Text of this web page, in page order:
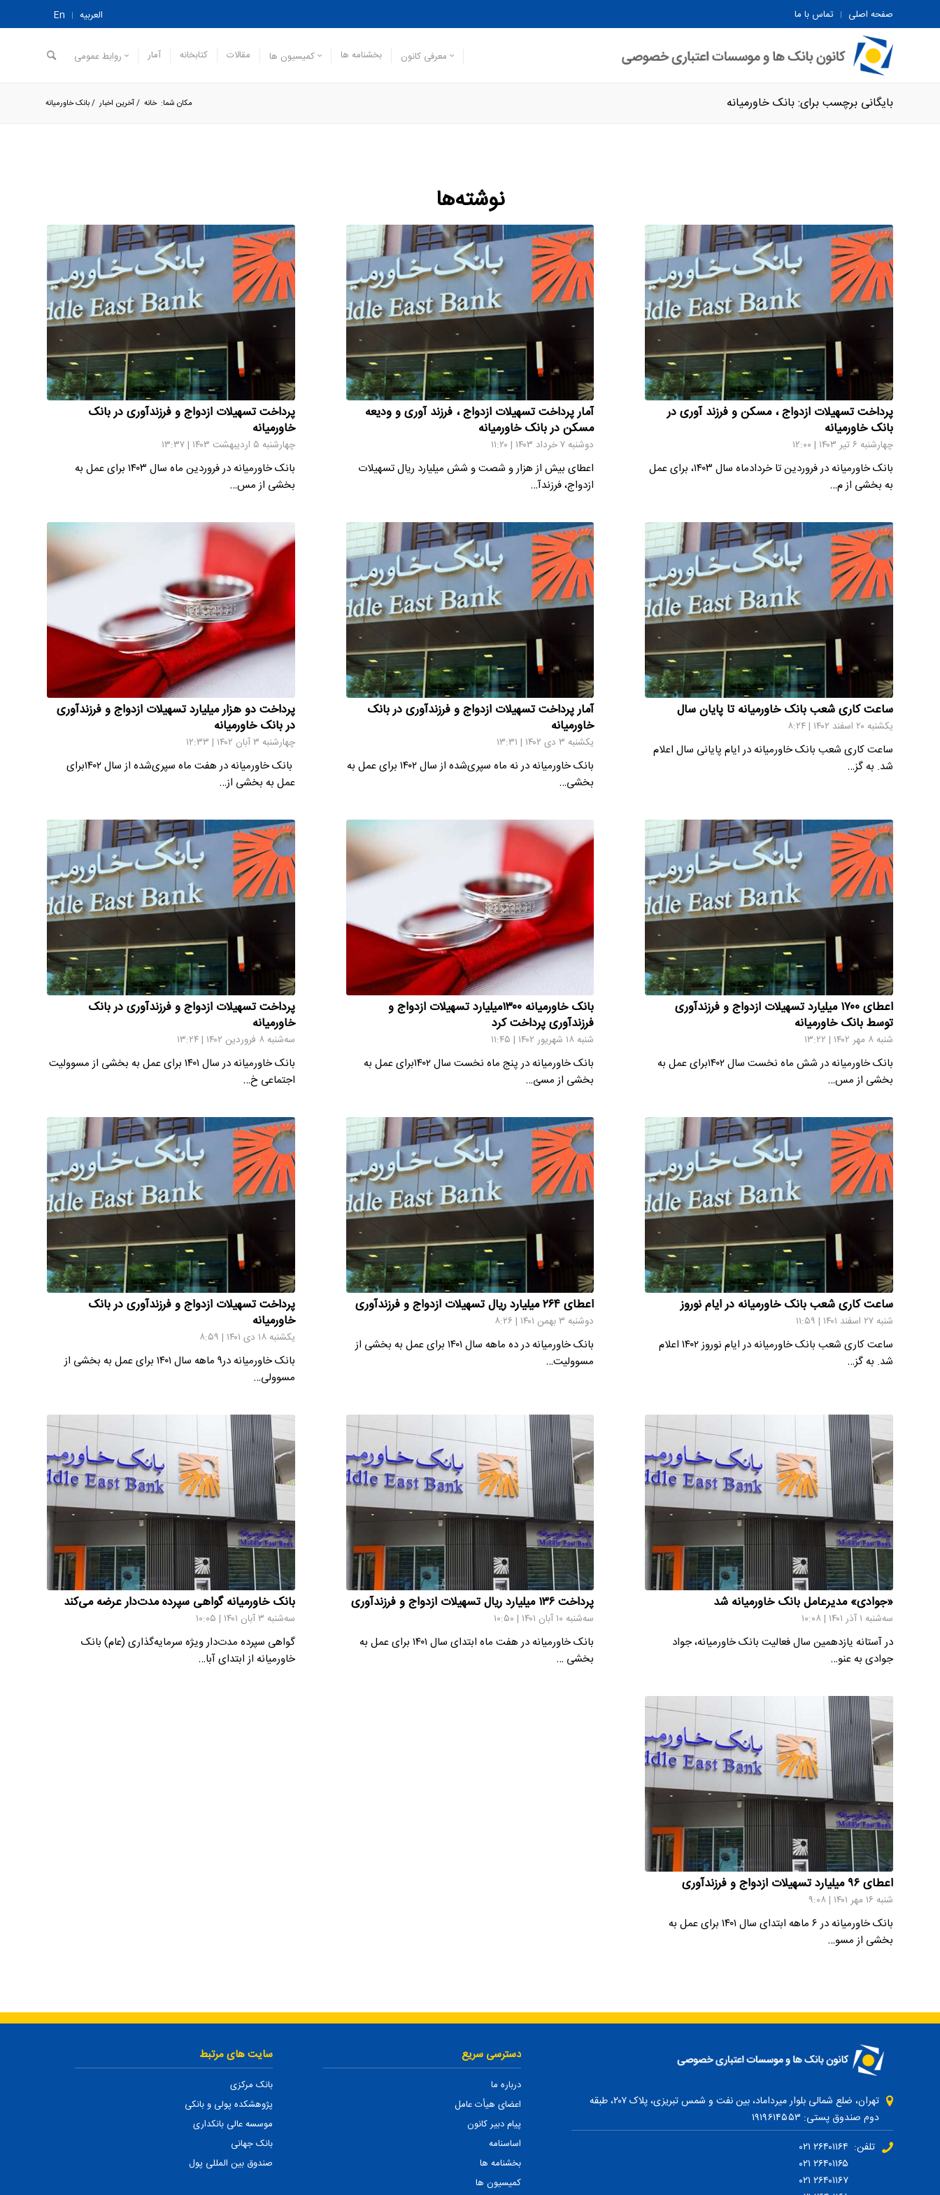
صفحه اصلی تماس با ما العربیه En
معرفی کانون بخشنامه ها کمیسیون ها مقالات کتابخانه آمار روابط عمومی
بایگانی برچسب برای: بانک خاورمیانه مکان شما: خانه /آخرین اخبار /بانک خاورمیانه
نوشته‌ها
پرداخت تسهیلات ازدواج ، مسکن و فرزند آوری در
بانک خاورمیانه
چهارشنبه ۶ تیر ۱۴۰۳ | ۱۲:۰۰
بانک خاورمیانه در فروردین تا خردادماه سال ۱۴۰۳، برای عمل
به بخشی از م…
آمار پرداخت تسهیلات ازدواج ، فرزند آوری و ودیعه
مسکن در بانک خاورمیانه
دوشنبه ۷ خرداد ۱۴۰۳ | ۱۱:۲۰
اعطای بیش از هزار و شصت و شش میلیارد ریال تسهیلات
ازدواج، فرزندآ…
پرداخت تسهیلات ازدواج و فرزندآوری در بانک
خاورمیانه
چهارشنبه ۵ اردیبهشت ۱۴۰۳ | ۱۳:۳۷
بانک خاورمیانه در فروردین ماه سال ۱۴۰۳ برای عمل به
بخشی از مس…
ساعت کاری شعب بانک خاورمیانه تا پایان سال
یکشنبه ۲۰ اسفند ۱۴۰۲ | ۸:۲۴
ساعت کاری شعب بانک خاورمیانه در ایام پایانی سال اعلام
شد. به گز…
آمار پرداخت تسهیلات ازدواج و فرزندآوری در بانک
خاورمیانه
یکشنبه ۳ دی ۱۴۰۲ | ۱۳:۳۱
بانک خاورمیانه در نه ماه سپری‌شده از سال ۱۴۰۲ برای عمل به
بخشی…
پرداخت دو هزار میلیارد تسهیلات ازدواج و فرزندآوری
در بانک خاورمیانه
چهارشنبه ۳ آبان ۱۴۰۲ | ۱۲:۳۳
بانک خاورمیانه در هفت ماه سپری‌شده از سال ۱۴۰۲برای
عمل به بخشی از…
اعطای ۱۷۰۰ میلیارد تسهیلات ازدواج و فرزندآوری
توسط بانک خاورمیانه
شنبه ۸ مهر ۱۴۰۲ | ۱۳:۲۲
بانک خاورمیانه در شش ماه نخست سال ۱۴۰۲برای عمل به
بخشی از مس…
بانک خاورمیانه ۱۳۰۰میلیارد تسهیلات ازدواج و
فرزندآوری پرداخت کرد
شنبه ۱۸ شهریور ۱۴۰۲ | ۱۱:۴۵
بانک خاورمیانه در پنج ماه نخست سال ۱۴۰۲برای عمل به
بخشی از مسئ…
پرداخت تسهیلات ازدواج و فرزندآوری در بانک
خاورمیانه
سه‌شنبه ۸ فروردین ۱۴۰۲ | ۱۳:۲۴
بانک خاورمیانه در سال ۱۴۰۱ برای عمل به بخشی از مسوولیت
اجتماعی خ…
ساعت کاری شعب بانک خاورمیانه در ایام نوروز
شنبه ۲۷ اسفند ۱۴۰۱ | ۱۱:۵۹
ساعت کاری شعب بانک خاورمیانه در ایام نوروز ۱۴۰۲ اعلام
شد. به گز…
اعطای ۲۶۴ میلیارد ریال تسهیلات ازدواج و فرزندآوری
دوشنبه ۳ بهمن ۱۴۰۱ | ۸:۲۶
بانک خاورمیانه در ده ماهه سال ۱۴۰۱ برای عمل به بخشی از
مسوولیت…
پرداخت تسهیلات ازدواج و فرزندآوری در بانک
خاورمیانه
یکشنبه ۱۸ دی ۱۴۰۱ | ۸:۵۹
بانک خاورمیانه در۹ ماهه سال ۱۴۰۱ برای عمل به بخشی از
مسوولی…
«جوادی» مدیرعامل بانک خاورمیانه شد
سه‌شنبه ۱ آذر ۱۴۰۱ | ۱۰:۰۸
در آستانه یازدهمین سال فعالیت بانک خاورمیانه، جواد
جوادی به عنو…
پرداخت ۱۳۶ میلیارد ریال تسهیلات ازدواج و فرزندآوری
سه‌شنبه ۱۰ آبان ۱۴۰۱ | ۱۰:۵۰
بانک خاورمیانه در هفت ماه ابتدای سال ۱۴۰۱ برای عمل به
بخشی …
بانک خاورمیانه گواهی سپرده مدت‌دار عرضه می‌کند
سه‌شنبه ۳ آبان ۱۴۰۱ | ۱۰:۰۵
گواهی سپرده مدت‌دار ویژه سرمایه‌گذاری (عام) بانک
خاورمیانه از ابتدای آبا…
اعطای ۹۶ میلیارد تسهیلات ازدواج و فرزندآوری
شنبه ۱۶ مهر ۱۴۰۱ | ۹:۰۸
بانک خاورمیانه در ۶ ماهه ابتدای سال ۱۴۰۱ برای عمل به
بخشی از مسو…
تهران، ضلع شمالی بلوار میرداماد، بین نفت و شمس تبریزی، پلاک ۲۰۷، طبقه
دوم صندوق پستی: ۱۹۱۹۶۱۴۵۵۳
تلفن: ۲۶۴۰۱۱۶۴ ۰۲۱
دسترسی سریع
درباره ما
اعضای هیأت عامل
پیام دبیر کانون
اساسنامه
بخشنامه ها
کمیسیون ها
سایت های مرتبط
بانک مرکزی
پژوهشکده پولی و بانکی
موسسه عالی بانکداری
بانک جهانی
صندوق بین المللی پول